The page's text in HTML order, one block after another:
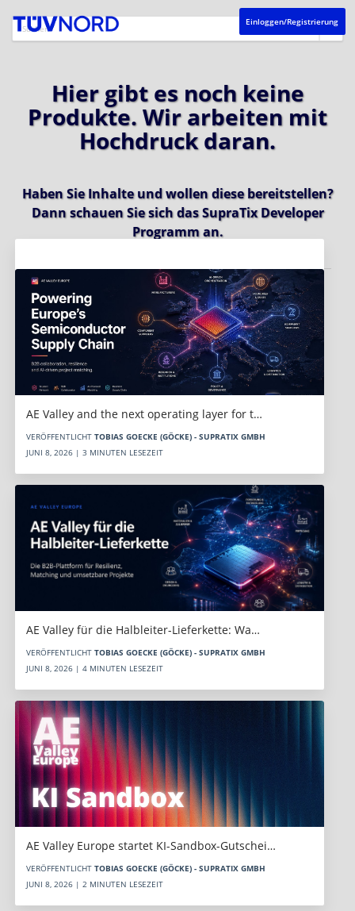
Einloggen/Registrierung
Hier gibt es noch keine
Produkte. Wir arbeiten mit
Hochdruck daran.
Haben Sie Inhalte und wollen diese bereitstellen?
Dann schauen Sie sich dasSupraTix Developer
Programman.
AE Valley and the next operating layer for t…
VERÖFFENTLICHT TOBIAS GOECKE (GÖCKE) - SUPRATIX GMBH
JUNI 8, 2026 | 3 MINUTEN LESEZEIT
AE Valley für die Halbleiter-Lieferkette: Wa…
VERÖFFENTLICHT TOBIAS GOECKE (GÖCKE) - SUPRATIX GMBH
JUNI 8, 2026 | 4 MINUTEN LESEZEIT
AE Valley Europe startet KI-Sandbox-Gutschei…
VERÖFFENTLICHT TOBIAS GOECKE (GÖCKE) - SUPRATIX GMBH
JUNI 8, 2026 | 2 MINUTEN LESEZEIT